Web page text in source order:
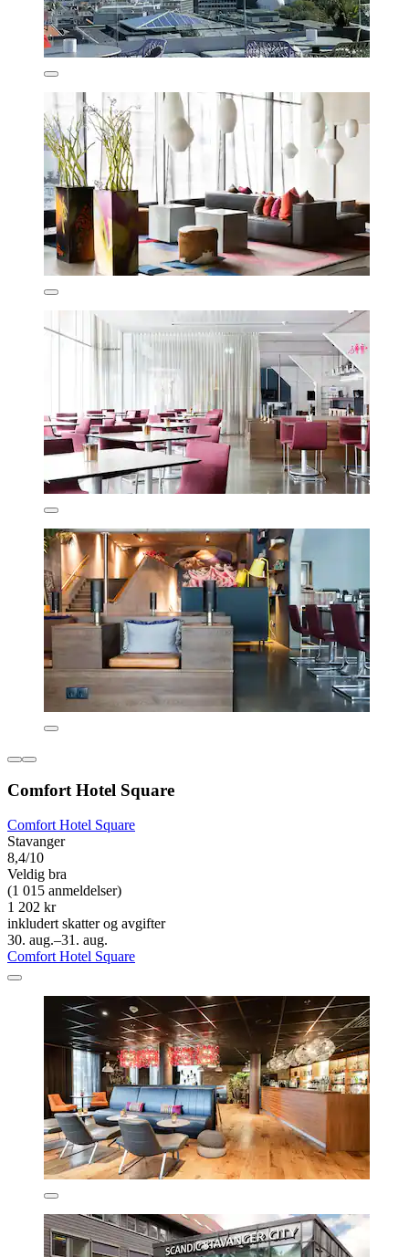
Comfort Hotel Square
Comfort Hotel Square
Stavanger
8,4/10
Veldig bra
(1 015 anmeldelser)
1 202 kr
inkludert skatter og avgifter
30. aug.–31. aug.
Comfort Hotel Square